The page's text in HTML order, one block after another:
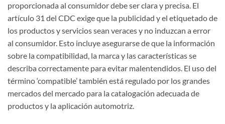
proporcionada al consumidor debe ser clara y precisa. El
artículo 31 del CDC exige que la publicidad y el etiquetado de
los productos y servicios sean veraces y no induzcan a error
al consumidor. Esto incluye asegurarse de que la información
sobre la compatibilidad, la marca y las características se
describa correctamente para evitar malentendidos. El uso del
término ‘compatible’ también está regulado por los grandes
mercados del mercado para la catalogación adecuada de
productos y la aplicación automotriz.